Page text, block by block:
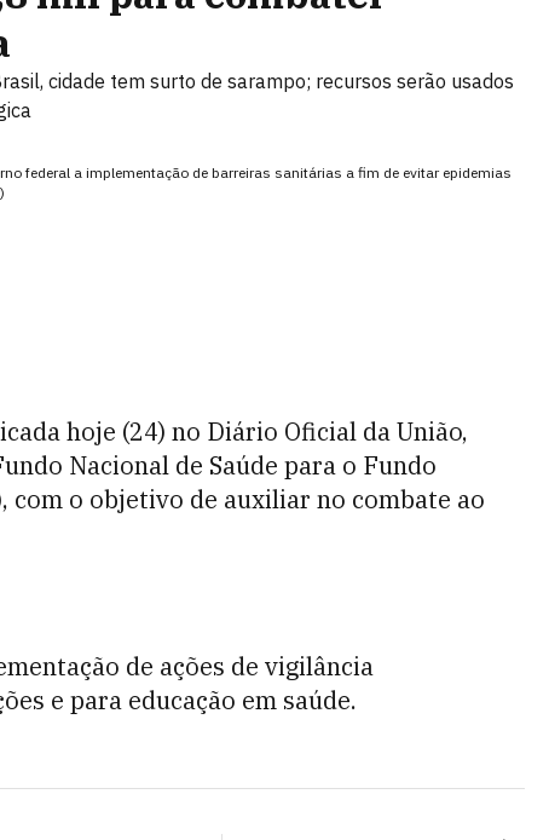
cidade tem surto de sarampo; recursos serão usados
federal a implementação de barreiras sanitárias a fim de evitar epidemias
hoje (24) no Diário Oficial da União,
Nacional de Saúde para o Fundo
com o objetivo de auxiliar no combate ao
de ações de vigilância
e para educação em saúde.